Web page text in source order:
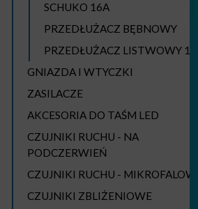
SCHUKO 16A
PRZEDŁUŻACZ BĘBNOWY
PRZEDŁUŻACZ LISTWOWY 10A
GNIAZDA I WTYCZKI
ZASILACZE
AKCESORIA DO TAŚM LED
CZUJNIKI RUCHU - NA
PODCZERWIEŃ
CZUJNIKI RUCHU - MIKROFALOWE
CZUJNIKI ZBLIŻENIOWE